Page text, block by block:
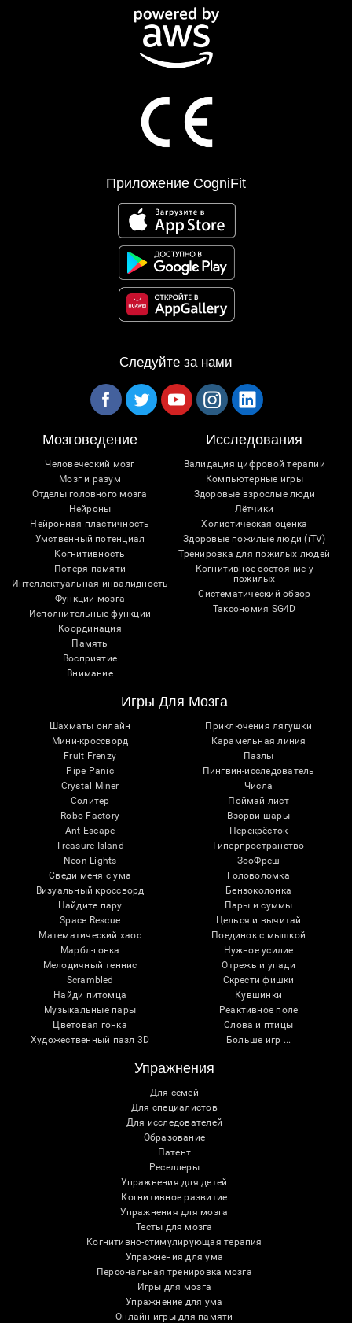
Приложение CogniFit
Следуйте за нами
Мозговедение
Человеческий мозг
Мозг и разум
Отделы головного мозга
Нейроны
Нейронная пластичность
Умственный потенциал
Когнитивность
Потеря памяти
Интеллектуальная инвалидность
Функции мозга
Исполнительные функции
Координация
Память
Восприятие
Внимание
Исследования
Валидация цифровой терапии
Компьютерные игры
Здоровые взрослые люди
Лётчики
Холистическая оценка
Здоровые пожилые люди (iTV)
Тренировка для пожилых людей
Когнитивное состояние у
пожилых
Систематический обзор
Таксономия SG4D
Игры Для Мозга
Шахматы онлайн
Мини-кроссворд
Fruit Frenzy
Pipe Panic
Crystal Miner
Солитер
Robo Factory
Ant Escape
Treasure Island
Neon Lights
Сведи меня с ума
Визуальный кроссворд
Найдите пару
Space Rescue
Математический хаос
Марбл-гонка
Мелодичный теннис
Scrambled
Найди питомца
Музыкальные пары
Цветовая гонка
Художественный пазл 3D
Приключения лягушки
Карамельная линия
Пазлы
Пингвин-исследователь
Числа
Поймай лист
Взорви шары
Перекрёсток
Гиперпространство
ЗооФреш
Головоломка
Бензоколонка
Пары и суммы
Целься и вычитай
Поединок с мышкой
Нужное усилие
Отрежь и упади
Скрести фишки
Кувшинки
Реактивное поле
Слова и птицы
Больше игр ...
Упражнения
Для семей
Для специалистов
Для исследователей
Образование
Патент
Реселлеры
Упражнения для детей
Когнитивное развитие
Упражнения для мозга
Тесты для мозга
Когнитивно-стимулирующая терапия
Упражнения для ума
Персональная тренировка мозга
Игры для мозга
Упражнение для ума
Онлайн-игры для памяти